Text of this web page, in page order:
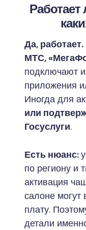
Работает
Да, работает.
МТС,
подключают
приложения
Иногда для
или
Госуслуги.
Есть нюанс:
по региону и
активация
салоне могут
плату.
детали